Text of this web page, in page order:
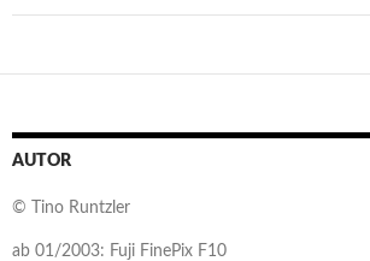
AUTOR
© Tino Runtzler
ab 01/2003: Fuji FinePix F10